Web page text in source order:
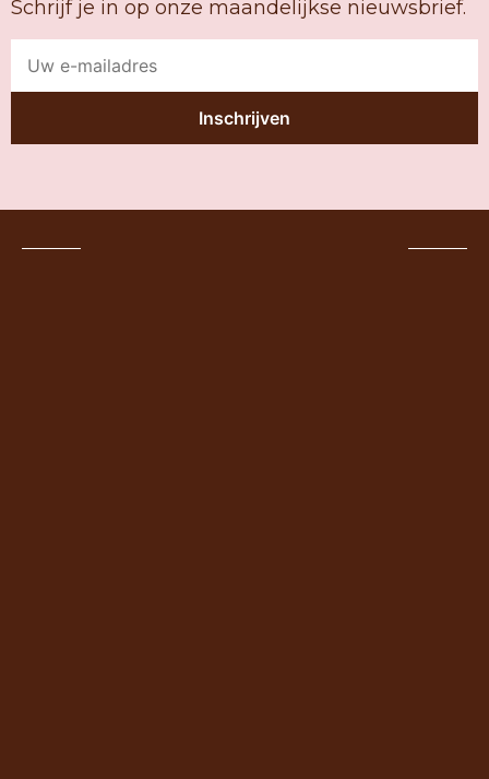
Schrijf je in op onze maandelijkse nieuwsbrief.